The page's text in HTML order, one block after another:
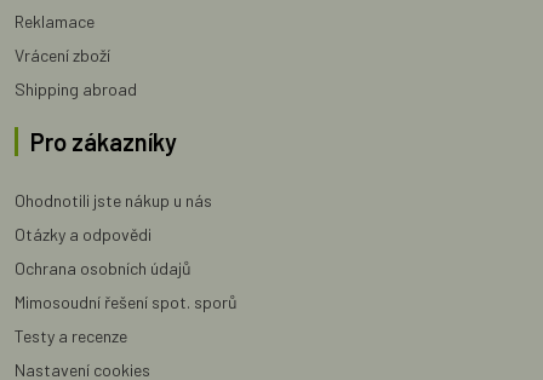
Reklamace
Vrácení zboží
Shipping abroad
Pro zákazníky
Ohodnotili jste nákup u nás
Otázky a odpovědi
Ochrana osobních údajů
Mimosoudní řešení spot. sporů
Testy a recenze
Nastavení cookies